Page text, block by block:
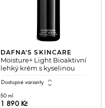
DAFNA'S SKINCARE
Moisture+ Light Bioaktivní
lehký krém s kyselinou
Dostupné varianty expand_all
50 ml
1 890 Kč